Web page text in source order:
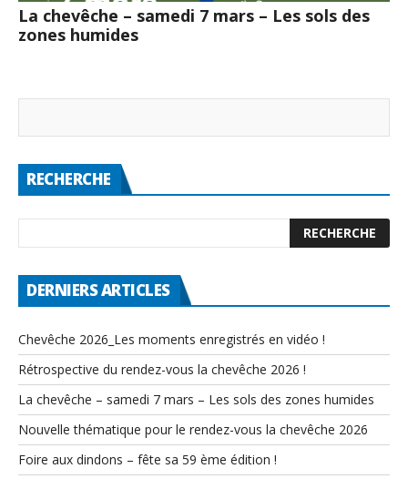
La chevêche – samedi 7 mars – Les sols des
zones humides
RECHERCHE
DERNIERS ARTICLES
Chevêche 2026_Les moments enregistrés en vidéo !
Rétrospective du rendez-vous la chevêche 2026 !
La chevêche – samedi 7 mars – Les sols des zones humides
Nouvelle thématique pour le rendez-vous la chevêche 2026
Foire aux dindons – fête sa 59 ème édition !